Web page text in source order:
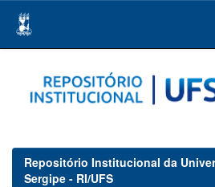
navigation
Repositório Institucional da
Sergipe - RI/UFS